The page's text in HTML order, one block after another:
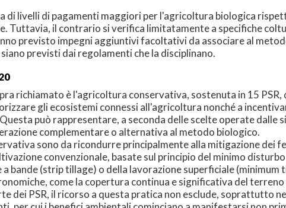
di livelli di pagamenti maggiori per l'agricoltura biologica
Tuttavia, il contrario si verifica limitatamente a specifiche
previsto impegni aggiuntivi facoltativi da associare al
previsti dai regolamenti che la disciplinano.
richiamato è l'agricoltura conservativa, sostenuta in 15 PSR,
gli ecosistemi connessi all'agricoltura nonché a
può rappresentare, a seconda delle scelte operate dalle
complementare o alternativa al metodo biologico.
sono da ricondurre principalmente alla mitigazione dei
convenzionale, basate sul principio del minimo
bande (strip tillage) o della lavorazione superficiale (minimum
come la copertura continua e significativa del
dei PSR, il ricorso a questa pratica non esclude, soprattutto